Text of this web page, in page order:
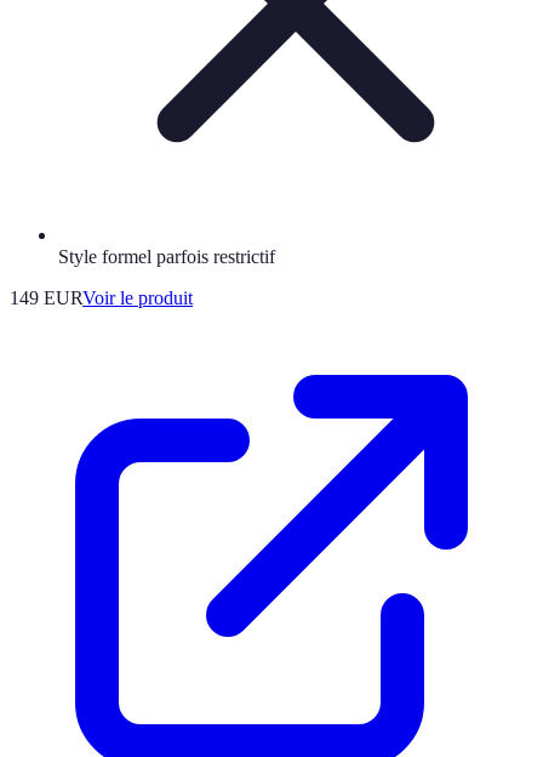
Style formel parfois restrictif
149 EURVoir le produit